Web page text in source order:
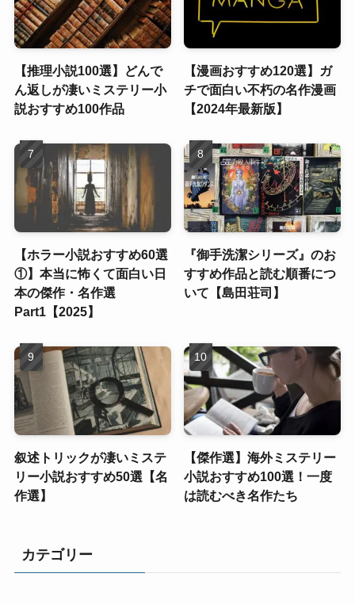
【推理小説100選】どんで
ん返しが凄いミステリー小
説おすすめ100作品
【漫画おすすめ120選】ガ
チで面白い不朽の名作漫画
【2024年最新版】
【ホラー小説おすすめ60選
①】本当に怖くて面白い日
本の傑作・名作選
Part1【2025】
『御手洗潔シリーズ』のお
すすめ作品と読む順番につ
いて【島田荘司】
叙述トリックが凄いミステ
リー小説おすすめ50選【名
作選】
【傑作選】海外ミステリー
小説おすすめ100選！一度
は読むべき名作たち
カテゴリー